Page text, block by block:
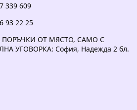
339 609
93 22 25
ПОРЪЧКИ ОТ МЯСТО, САМО С
УГОВОРКА: София, Надежда 2 бл.